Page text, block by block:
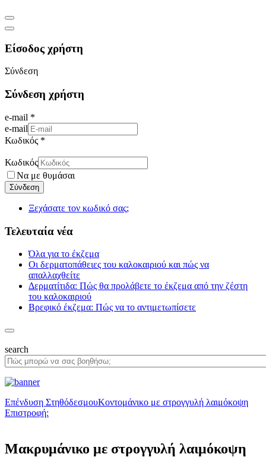
Είσοδος χρήστη
Σύνδεση
Σύνδεση χρήστη
e-mail *
e-mail
Κωδικός *
Κωδικός
Να με θυμάσαι
Ξεχάσατε τον κωδικό σας;
Τελευταία νέα
Όλα για το έκζεμα
Οι δερματοπάθειες του καλοκαιριού και πώς να
απαλλαχθείτε
Δερματίτιδα: Πώς θα προλάβετε το έκζεμα από την ζέστη
του καλοκαιριού
Βρεφικό έκζεμα: Πώς να το αντιμετωπίσετε
search
Επένδυση ΣτηθόδεσμουΚοντομάνικο με στρογγυλή λαιμόκοψη
Επιστροφή:
Μακρυμάνικο με στρογγυλή λαιμόκοψη